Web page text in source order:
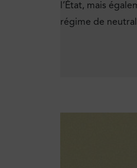
l’État, mais
régime de